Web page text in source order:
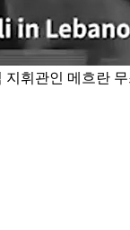
휘관인 메흐란